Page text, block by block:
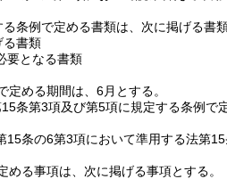
条例で定める書類は、次に掲げる書類
る書類
要となる書類
める期間は、6月とする。
条第3項及び第5項に規定する条例
15条の6第3項において準用する法第
る事項は、次に掲げる事項とする。